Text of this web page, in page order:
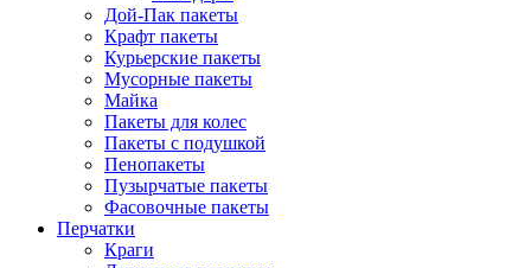
Дой-Пак пакеты
Крафт пакеты
Курьерские пакеты
Мусорные пакеты
Майка
Пакеты для колес
Пакеты с подушкой
Пенопакеты
Пузырчатые пакеты
Фасовочные пакеты
Перчатки
Краги